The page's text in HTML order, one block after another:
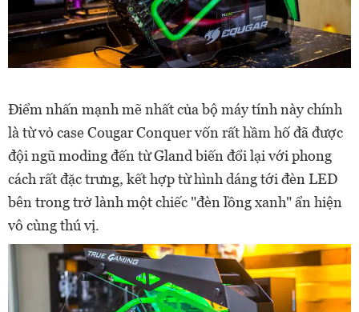
Điểm nhấn mạnh mẽ nhất của bộ máy tính này chính
là từ vỏ case Cougar Conquer vốn rất hầm hố đã được
đội ngũ moding đến từ Gland biến đổi lại với phong
cách rất đặc trưng, kết hợp từ hình dáng tới đèn LED
bên trong trở lành một chiếc "đèn lồng xanh" ẩn hiện
vô cùng thú vị.